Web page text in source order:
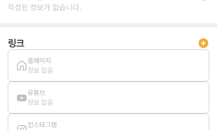
작성된 정보가 없습니다.
링크
홈페이지
정보 없음
유튜브
정보 없음
인스타그램